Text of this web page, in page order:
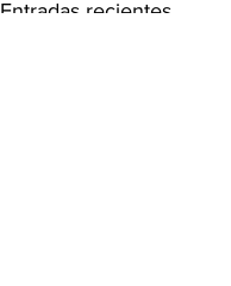
Entradas recientes